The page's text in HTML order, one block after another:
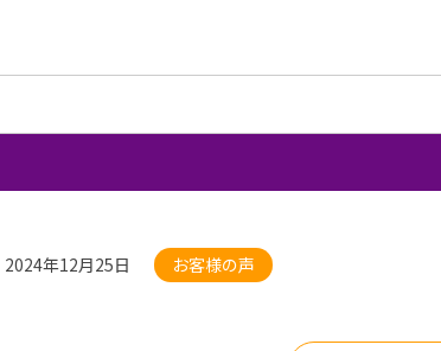
2024年12月25日 お客様の声